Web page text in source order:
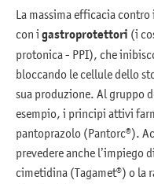
La massima efficacia
con i gastroprotettori (i
protonica - PPI), che
bloccando le cellule dello
sua produzione. Al gruppo
esempio, i principi attivi
pantoprazolo (Pantorc®).
prevedere anche l’impiego
cimetidina (Tagamet®) o la